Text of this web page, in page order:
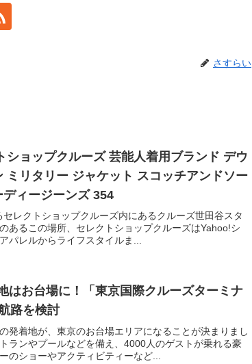
さすらい
ショップクルーズ 芸能人着用ブランド デウ
ミリタリー ジャケット スコッチアンドソー
ィージーンズ 354
レクトショップクルーズ内にあるクルーズ世田谷スタ
あるこの場所、セレクトショップクルーズはYahoo!シ
パレルからライフスタイルま...
はお台場に！「東京国際クルーズターミナ
路を検討
発着地が、東京のお台場エリアになることが決まりまし
ランやプールなどを備え、4000人のゲストが乗れる豪
のショーやアクティビティーなど...